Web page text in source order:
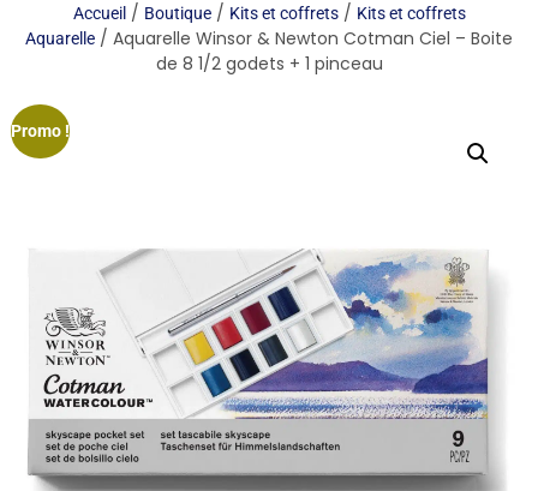
Accueil/ Boutique/ Kits et coffrets/ Kits et coffrets
Aquarelle / Aquarelle Winsor & Newton Cotman Ciel – Boite
de 8 1/2 godets + 1 pinceau
Promo !